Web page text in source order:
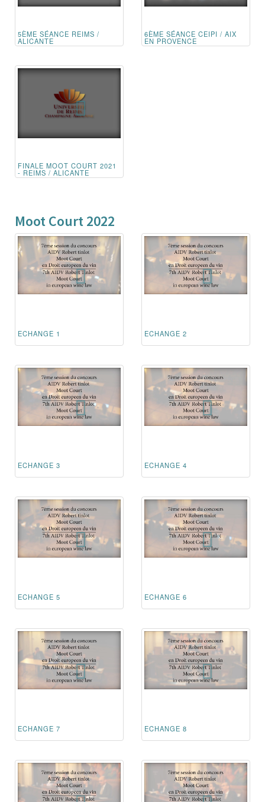
5ÈME SÉANCE REIMS /
ALICANTE
6ÈME SÉANCE CEIPI / AIX
EN PROVENCE
FINALE MOOT COURT 2021
- REIMS / ALICANTE
Moot Court 2022
ECHANGE 1 ECHANGE 2
ECHANGE 3 ECHANGE 4
ECHANGE 5 ECHANGE 6
ECHANGE 7 ECHANGE 8